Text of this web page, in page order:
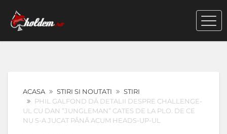
ACASA STIRI SI NOUTATI
STIRI
PHIL GALFOND DĂ DETALII DESPRE CHALLENGE-
UL CU DAN ”JUNGLEMAN” CATES DE LA PLO. DE CE
NU S-A JUCAT PÂNĂ ACUM HEADS-UP-UL